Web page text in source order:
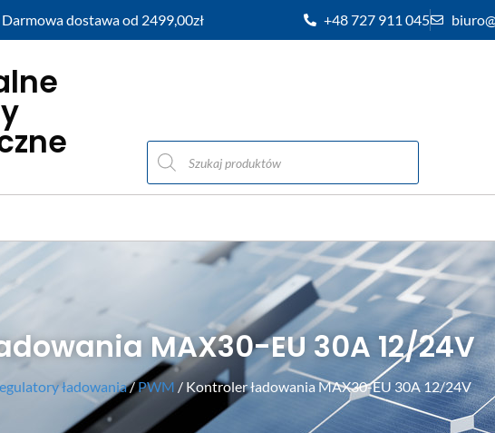
Darmowa dostawa od 2499,00zł +48 727 911 045
MAX30-EU 30A 12/24V
ładowania/PWM / Kontroler ładowania MAX30-EU 30A 12/24V